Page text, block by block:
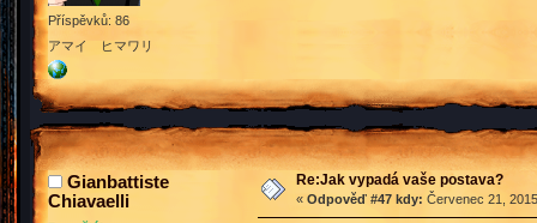
Příspěvků: 86
アマイ ヒマワリ
Gianbattiste
Chiavaelli
Re:Jak vypadá vaše postava?
« Odpověď #47 kdy: Červenec 21,